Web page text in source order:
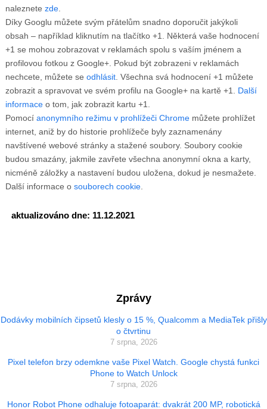
naleznete zde.
Díky Googlu můžete svým přátelům snadno doporučit jakýkoli
obsah – například kliknutím na tlačítko +1. Některá vaše hodnocení
+1 se mohou zobrazovat v reklamách spolu s vaším jménem a
profilovou fotkou z Google+. Pokud být zobrazeni v reklamách
nechcete, můžete se odhlásit. Všechna svá hodnocení +1 můžete
zobrazit a spravovat ve svém profilu na Google+ na kartě +1. Další
informaceo tom, jak zobrazit kartu +1.
Pomocí anonymního režimu v prohlížeči Chromemůžete prohlížet
internet, aniž by do historie prohlížeče byly zaznamenány
navštívené webové stránky a stažené soubory. Soubory cookie
budou smazány, jakmile zavřete všechna anonymní okna a karty,
nicméně záložky a nastavení budou uložena, dokud je nesmažete.
Další informace o souborech cookie.
aktualizováno dne: 11.12.2021
Zprávy
Dodávky mobilních čipsetů klesly o 15 %, Qualcomm a MediaTek přišly
o čtvrtinu
7 srpna, 2026
Pixel telefon brzy odemkne vaše Pixel Watch. Google chystá funkci
Phone to Watch Unlock
7 srpna, 2026
Honor Robot Phone odhaluje fotoaparát: dvakrát 200 MP, robotická